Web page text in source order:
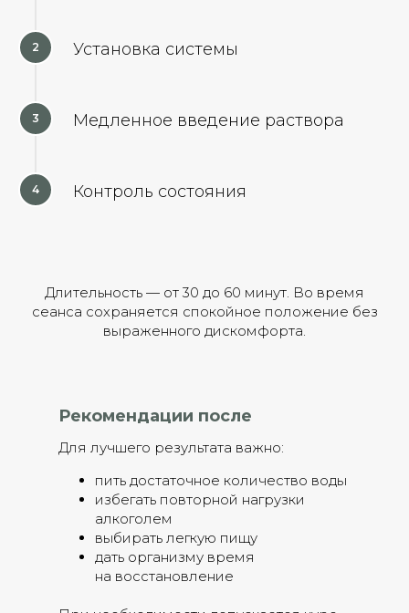
Установка системы
Медленное введение раствора
Контроль состояния
Длительность — от 30 до 60 минут. Во время
сеанса сохраняется спокойное положение без
выраженного дискомфорта.
Для лучшего результата важно:
пить достаточное количество воды
избегать повторной нагрузки
алкоголем
выбирать легкую пищу
дать организму время
на восстановление
Рекомендации после